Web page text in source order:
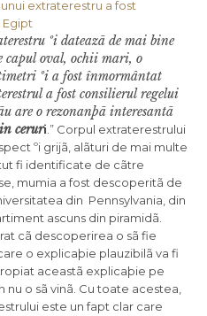
ºi dateazã de mai bine
capul oval, ochii mari, o
ºi a fost înmormântat
a fost consilierul regelui
are o rezonanþã interesantã
ceruri .” Corpul extraterestrului
ºi grijã, alãturi de mai multe
fi identificate de cãtre
mumia a fost descoperitã de
din Pennsylvania, din
ascuns din piramidã.
cã descoperirea o sã fie
o explicaþie plauzibilã va fi
aceastã explicaþie pe
o sã vinã. Cu toate acestea,
este un fapt clar care